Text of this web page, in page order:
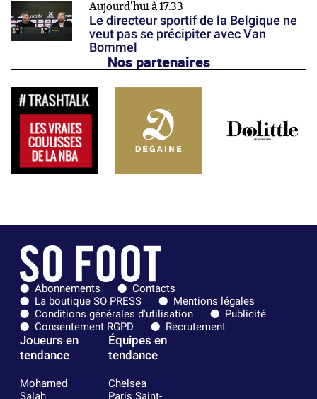
Aujourd'hui à 17:33
Le directeur sportif de la Belgique ne
veut pas se précipiter avec Van
Bommel
Nos partenaires
Abonnements
Contacts
La boutique SO PRESS
Mentions légales
Conditions générales d'utilisation
Publicité
Consentement RGPD
Recrutement
Joueurs en
tendance
Mohamed
Salah
Équipes en
tendance
Chelsea
Paris Saint-